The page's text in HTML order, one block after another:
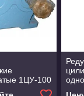
1ЦУ-100